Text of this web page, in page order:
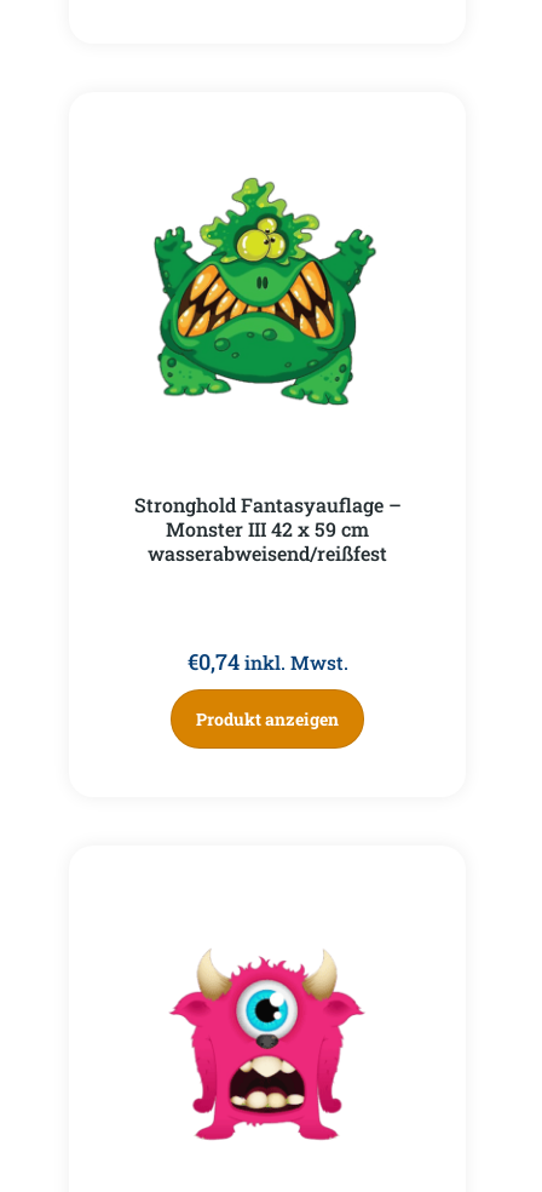
Stronghold Fantasyauflage –
Monster III 42 x 59 cm
wasserabweisend/reißfest
€0,74 inkl. Mwst.
Produkt anzeigen